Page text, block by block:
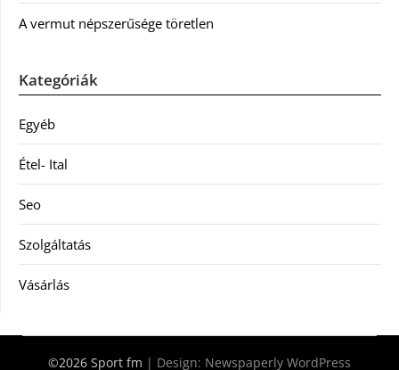
A vermut népszerűsége töretlen
Kategóriák
Egyéb
Étel- Ital
Seo
Szolgáltatás
Vásárlás
©2026 Sport fm | Design: Newspaperly WordPress